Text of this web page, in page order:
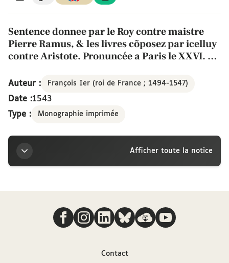
Sentence donnee par le Roy contre maistre
Pierre Ramus, & les livres cõposez par icelluy
contre Aristote. Pronuncée a Paris le XXVI. de
Auteur : François Ier (roi de France ; 1494-1547)
Date :1543
Type :
Monographie imprimée
Afficher toute la notice
Titre
Sentence donnee par le Roy contre maistre Pierre
Ramus, & les livres cõposez par icelluy contre
Nous suivre
Contact